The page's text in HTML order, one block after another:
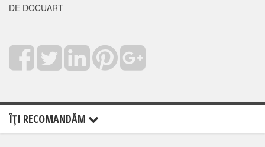
DE DOCUART
ÎŢI RECOMANDĂM